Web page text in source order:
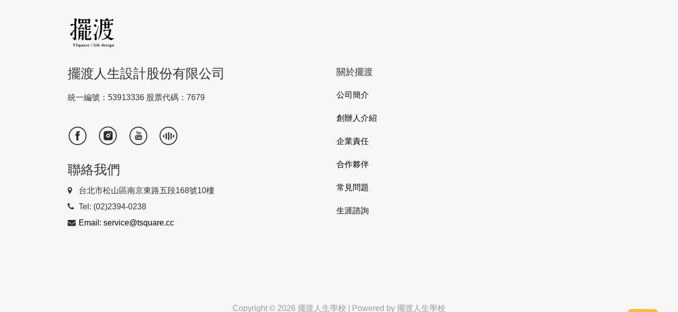
擺渡人生設計股份有限公司
統一編號：53913336 股票代碼：7679
聯絡我們
台北市松山區南京東路五段168號10樓
Tel: (02)2394-0238
Email: service@tsquare.cc
關於擺渡
公司簡介
創辦人介紹
企業責任
合作夥伴
常見問題
生涯諮詢
Copyright © 2026 擺渡人生學校 | Powered by 擺渡人生學校